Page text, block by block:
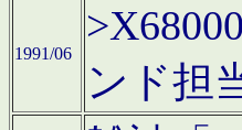
1991/06
ンド担